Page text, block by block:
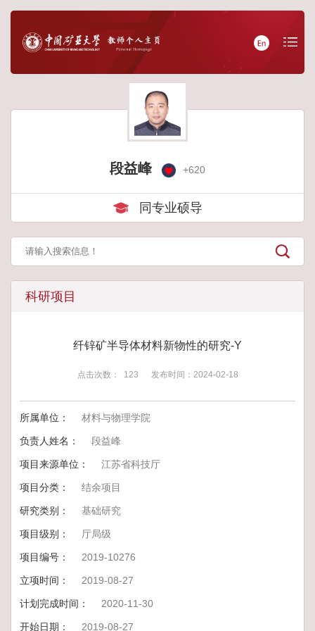
段益峰 +620
同专业硕导
科研项目
纤锌矿半导体材料新物性的研究-Y
点击次数： 123 发布时间：2024-02-18
所属单位： 材料与物理学院
负责人姓名： 段益峰
项目来源单位： 江苏省科技厅
项目分类： 结余项目
研究类别： 基础研究
项目级别： 厅局级
项目编号： 2019-10276
立项时间： 2019-08-27
计划完成时间： 2020-11-30
开始日期： 2019-08-27